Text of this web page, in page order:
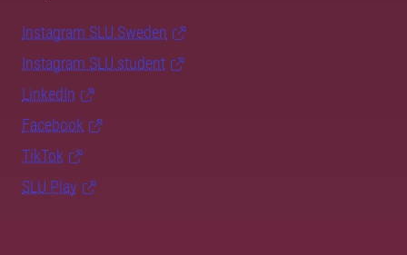
Instagram SLU.Sweden
Instagram SLU.student
LinkedIn
Facebook
TikTok
SLU Play